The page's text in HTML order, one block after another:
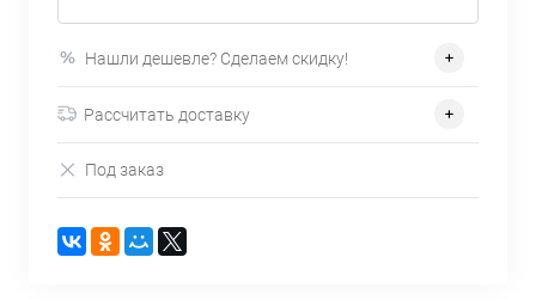
Нашли дешевле? Сделаем скидку!
Рассчитать доставку
Под заказ